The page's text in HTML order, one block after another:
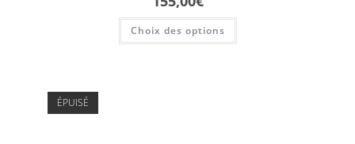
Choix des options
ÉPUISÉ